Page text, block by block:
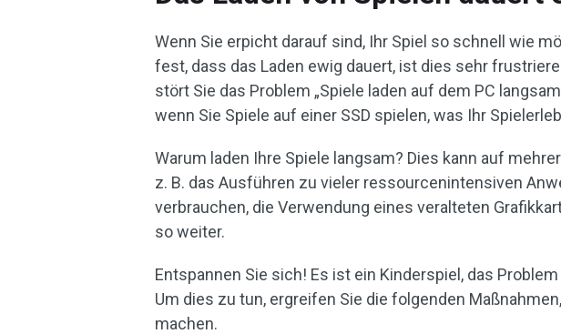
Wenn Sie erpicht darauf sind, Ihr Spiel so schnell wie
fest, dass das Laden ewig dauert, ist dies sehr
stört Sie das Problem „Spiele laden auf dem PC
wenn Sie Spiele auf einer SSD spielen, was Ihr
Warum laden Ihre Spiele langsam? Dies kann auf
z. B. das Ausführen zu vieler ressourcenintensiven
verbrauchen, die Verwendung eines veralteten
so weiter.
Entspannen Sie sich! Es ist ein Kinderspiel, das
Um dies zu tun, ergreifen Sie die folgenden
machen.